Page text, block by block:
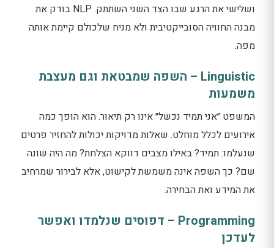
ושלישי את הרגע שבו הצד השני השתתק. NLP בודק את
מבנה החוויה הסובייקטיבית ולא מניח שלכולם קיימת אותה
מפה.
Linguistic – השפה שמבטאת וגם מעצבת
משמעות
המשפט ״אני תמיד נכשל״ אינו רק תיאור. הוא הופך כמה
אירועים לכלל מוחלט. שאלות מדויקות יכולות להחזיר פרטים
שנעלמו: תמיד? באילו מצבים דווקא הצלחת? מה היה שונה
שם? כך השפה אינה משמשת לקישוט, אלא לבירור שמרחיב
את המידע ואת הבחירה.
Programming – דפוסים שנלמדו ואפשר
לעדכן